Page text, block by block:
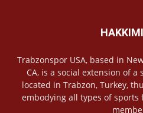
Trabzonspor USA, based in
CA, is a social extension of
located in Trabzon, Turkey,
embodying all types of